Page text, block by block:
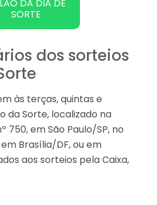
DA DIA DE
SORTE
dos sorteios
às terças, quintas e
da Sorte, localizado na
750, em São Paulo/SP, no
Brasília/DF, ou em
aos sorteios pela Caixa,